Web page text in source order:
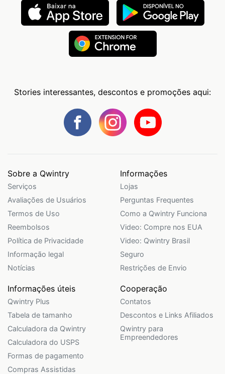
Stories interessantes, descontos e promoções aqui:
Sobre a Qwintry
Serviços
Avaliações de Usuários
Termos de Uso
Reembolsos
Política de Privacidade
Informação legal
Notícias
Informações
Lojas
Perguntas Frequentes
Como a Qwintry Funciona
Video: Compre nos EUA
Video: Qwintry Brasil
Seguro
Restrições de Envio
Informações úteis
Qwintry Plus
Tabela de tamanho
Calculadora da Qwintry
Calculadora do USPS
Formas de pagamento
Compras Assistidas
Cooperação
Contatos
Descontos e Links Afiliados
Qwintry para
Empreendedores